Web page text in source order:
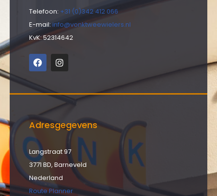
Telefoon: +31 (0)342 412 066
E-mail: info@vonktweewielers.nl
KvK: 52314642
Adresgegevens
Langstraat 97
3771 BD, Barneveld
Nederland
Route Planner